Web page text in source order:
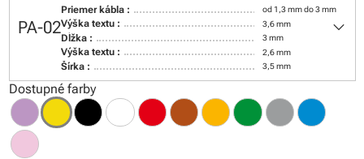
PA-02
Priemer kábla : od 1,3 mm do 3 mm
Výška textu : 3,6 mm
Dĺžka : 3 mm
Výška textu : 2,6 mm
Šírka : 3,5 mm
keyboard_arrow_down
Dostupné farby